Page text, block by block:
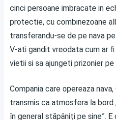
cinci persoane imbracate in
protectie, cu combinezoane
transferandu-se de pe nava
V-ati gandit vreodata cum ar
vietii si sa ajungeti prizonier pe
Compania care opereaza
transmis ca atmosfera la bord
în general stăpâniți pe sine”.